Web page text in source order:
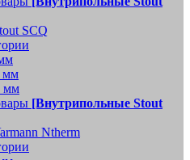
SCQ
мм
мм
[Внутрипольные Stout
Ntherm